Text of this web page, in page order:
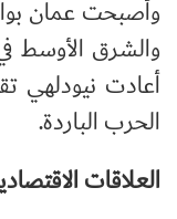
وأصبحت عمان
والشرق الأوسط
أعادت نيودلهي
الحرب الباردة.
العلاقات